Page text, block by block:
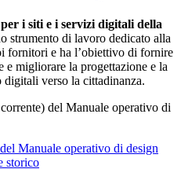
i siti e i servizi digitali della
strumento di lavoro dedicato alla
fornitori e ha l’obiettivo di fornire
migliorare la progettazione e la
verso la cittadinanza.
del Manuale operativo di
Manuale operativo di design
storico